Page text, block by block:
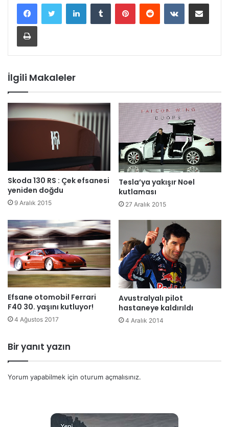
İlgili Makaleler
Skoda 130 RS : Çek efsanesi
yeniden doğdu
9 Aralık 2015
Tesla’ya yakışır Noel
kutlaması
27 Aralık 2015
Efsane otomobil Ferrari
F40 30. yaşını kutluyor!
4 Ağustos 2017
Avustralyalı pilot
hastaneye kaldırıldı
4 Aralık 2014
Bir yanıt yazın
Yorum yapabilmek için oturum açmalısınız.